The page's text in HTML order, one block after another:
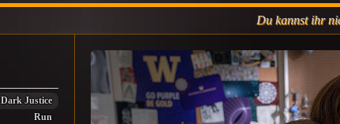
Du kannst ihr
Dark Justice
Run